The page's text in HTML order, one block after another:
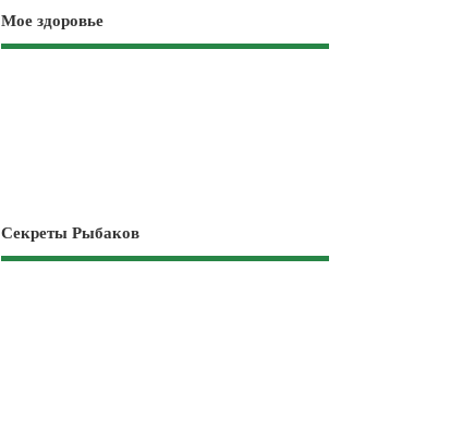
Мое здоровье
Секреты Рыбаков